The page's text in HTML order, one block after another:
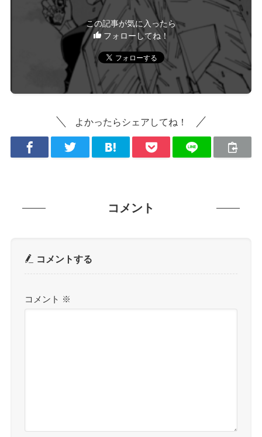
この記事が気に入ったら
フォローしてね！
よかったらシェアしてね！
コメント
コメントする
コメント ※